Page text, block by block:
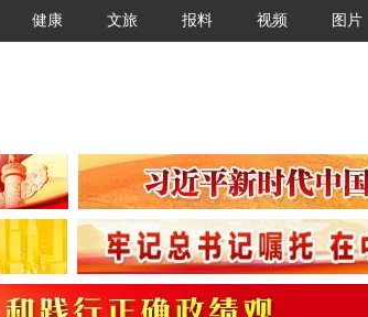
健康 文旅 报料 视频 图片